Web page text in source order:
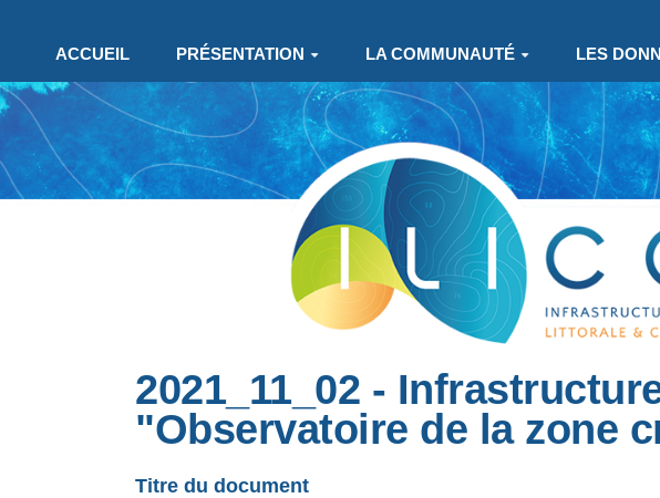
ACCUEIL
PRÉSENTATION LA COMMUNAUTÉ LES
2021_11_02 -
"Observatoire de la zone
Titre du document